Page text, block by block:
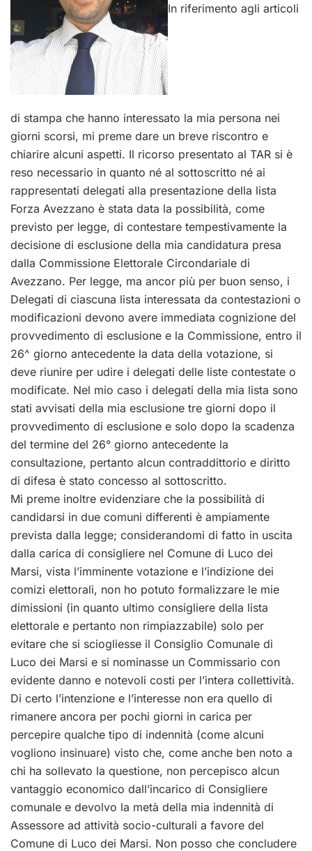
In riferimento agli articoli
di stampa che hanno interessato la mia persona nei
giorni scorsi, mi preme dare un breve riscontro e
chiarire alcuni aspetti. Il ricorso presentato al TAR si è
reso necessario in quanto né al sottoscritto né ai
rappresentati delegati alla presentazione della lista
Forza Avezzano è stata data la possibilità, come
previsto per legge, di contestare tempestivamente la
decisione di esclusione della mia candidatura presa
dalla Commissione Elettorale Circondariale di
Avezzano. Per legge, ma ancor più per buon senso, i
Delegati di ciascuna lista interessata da contestazioni o
modificazioni devono avere immediata cognizione del
provvedimento di esclusione e la Commissione, entro il
26^ giorno antecedente la data della votazione, si
deve riunire per udire i delegati delle liste contestate o
modificate. Nel mio caso i delegati della mia lista sono
stati avvisati della mia esclusione tre giorni dopo il
provvedimento di esclusione e solo dopo la scadenza
del termine del 26° giorno antecedente la
consultazione, pertanto alcun contraddittorio e diritto
di difesa è stato concesso al sottoscritto.
Mi preme inoltre evidenziare che la possibilità di
candidarsi in due comuni differenti è ampiamente
prevista dalla legge; considerandomi di fatto in uscita
dalla carica di consigliere nel Comune di Luco dei
Marsi, vista l’imminente votazione e l’indizione dei
comizi elettorali, non ho potuto formalizzare le mie
dimissioni (in quanto ultimo consigliere della lista
elettorale e pertanto non rimpiazzabile) solo per
evitare che si sciogliesse il Consiglio Comunale di
Luco dei Marsi e si nominasse un Commissario con
evidente danno e notevoli costi per l’intera collettività.
Di certo l’intenzione e l’interesse non era quello di
rimanere ancora per pochi giorni in carica per
percepire qualche tipo di indennità (come alcuni
vogliono insinuare) visto che, come anche ben noto a
chi ha sollevato la questione, non percepisco alcun
vantaggio economico dall’incarico di Consigliere
comunale e devolvo la metà della mia indennità di
Assessore ad attività socio-culturali a favore del
Comune di Luco dei Marsi. Non posso che concludere